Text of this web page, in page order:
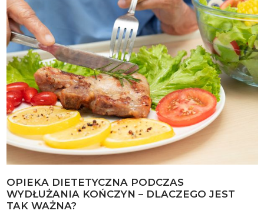
OPIEKA DIETETYCZNA PODCZAS
WYDŁUŻANIA KOŃCZYN – DLACZEGO JEST
TAK WAŻNA?